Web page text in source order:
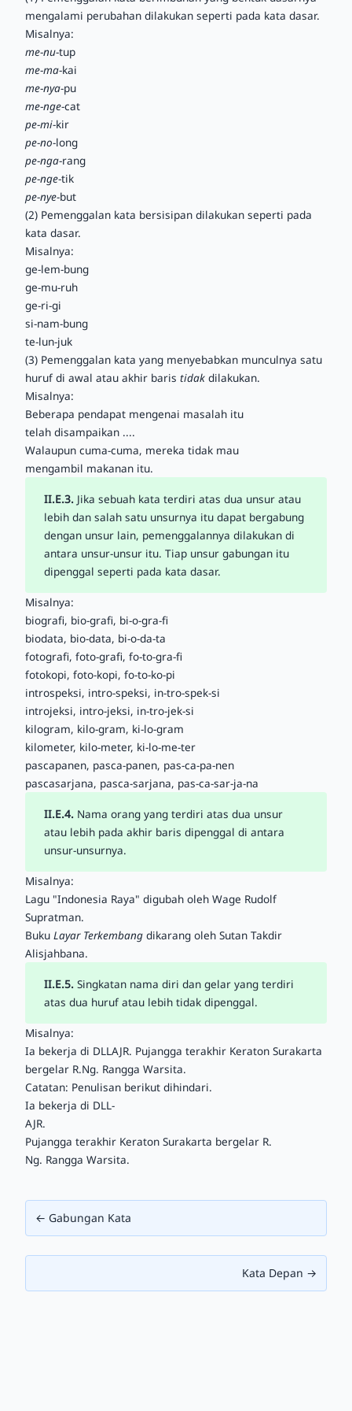
mengalami perubahan dilakukan seperti pada kata dasar.
Misalnya:
me-nu-tup
me-ma-kai
me-nya-pu
me-nge-cat
pe-mi-kir
pe-no-long
pe-nga-rang
pe-nge-tik
pe-nye-but
(2) Pemenggalan kata bersisipan dilakukan seperti pada
kata dasar.
Misalnya:
ge-lem-bung
ge-mu-ruh
ge-ri-gi
si-nam-bung
te-lun-juk
(3) Pemenggalan kata yang menyebabkan munculnya satu
huruf di awal atau akhir baris tidak dilakukan.
Misalnya:
Beberapa pendapat mengenai masalah itu
telah disampaikan ....
Walaupun cuma-cuma, mereka tidak mau
mengambil makanan itu.
II.E.3. Jika sebuah kata terdiri atas dua unsur atau
lebih dan salah satu unsurnya itu dapat bergabung
dengan unsur lain, pemenggalannya dilakukan di
antara unsur-unsur itu. Tiap unsur gabungan itu
dipenggal seperti pada kata dasar.
Misalnya:
biografi, bio-grafi, bi-o-gra-fi
biodata, bio-data, bi-o-da-ta
fotografi, foto-grafi, fo-to-gra-fi
fotokopi, foto-kopi, fo-to-ko-pi
introspeksi, intro-speksi, in-tro-spek-si
introjeksi, intro-jeksi, in-tro-jek-si
kilogram, kilo-gram, ki-lo-gram
kilometer, kilo-meter, ki-lo-me-ter
pascapanen, pasca-panen, pas-ca-pa-nen
pascasarjana, pasca-sarjana, pas-ca-sar-ja-na
II.E.4. Nama orang yang terdiri atas dua unsur
atau lebih pada akhir baris dipenggal di antara
unsur-unsurnya.
Misalnya:
Lagu "Indonesia Raya" digubah oleh Wage Rudolf
Supratman.
Buku Layar Terkembang dikarang oleh Sutan Takdir
Alisjahbana.
II.E.5. Singkatan nama diri dan gelar yang terdiri
atas dua huruf atau lebih tidak dipenggal.
Misalnya:
Ia bekerja di DLLAJR. Pujangga terakhir Keraton Surakarta
bergelar R.Ng. Rangga Warsita.
Catatan: Penulisan berikut dihindari.
Ia bekerja di DLL-
AJR.
Pujangga terakhir Keraton Surakarta bergelar R.
Ng. Rangga Warsita.
← Gabungan Kata
Kata Depan →